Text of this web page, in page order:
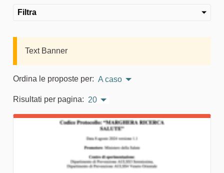
Filtra
Text Banner
Ordina le proposte per: A caso
Risultati per pagina: 20